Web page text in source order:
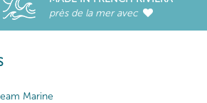
près de la mer avec
Marine